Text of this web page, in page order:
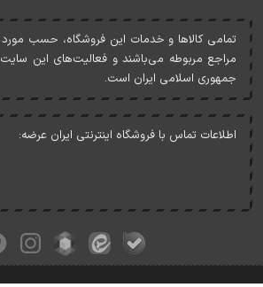
تمامی کالاها و خدمات اين فروشگاه، حسب مورد
مراجع مربوطه می‌باشند و فعاليت‌های اين سايت
جمهوری اسلامی ايران است.
اطلاعات تماس با فروشگاه اینترنتی ایران عرضه: